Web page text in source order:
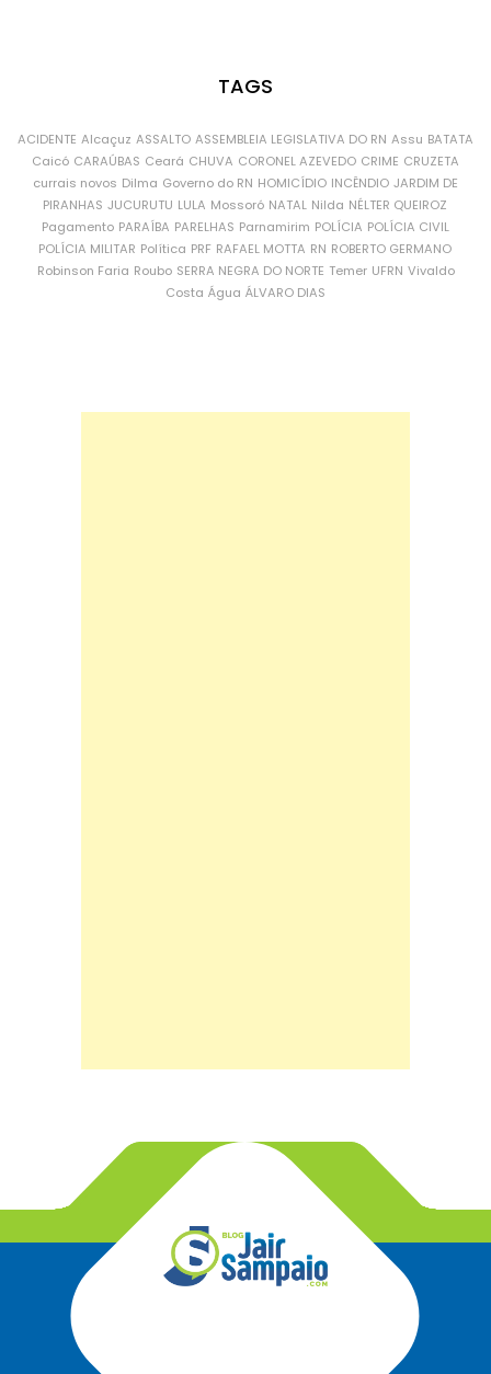
TAGS
ACIDENTE Alcaçuz ASSALTO ASSEMBLEIA LEGISLATIVA DO RN Assu BATATA
Caicó CARAÚBAS Ceará CHUVA CORONEL AZEVEDO CRIME CRUZETA
currais novos Dilma Governo do RN HOMICÍDIO INCÊNDIO JARDIM DE
PIRANHAS JUCURUTU LULA Mossoró NATAL Nilda NÉLTER QUEIROZ
Pagamento PARAÍBA PARELHAS Parnamirim POLÍCIA POLÍCIA CIVIL
POLÍCIA MILITAR Política PRF RAFAEL MOTTA RN ROBERTO GERMANO
Robinson Faria Roubo SERRA NEGRA DO NORTE Temer UFRN Vivaldo
Costa Água ÁLVARO DIAS